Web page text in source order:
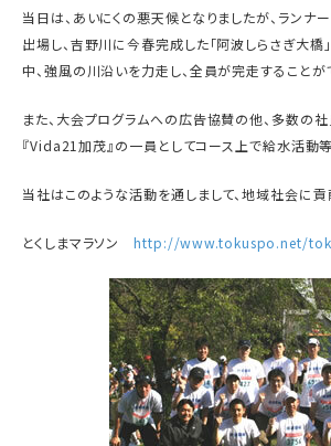
当日は、あいにくの悪天候となりましたが、ラン
出場し、吉野川に今春完成した「阿波しらさぎ大橋
中、強風の川沿いを力走し、全員が完走することが
また、大会プログラムへの広告協賛の他、多数の
『Vida21加茂』の一員としてコース上で給水活動等
当社はこのような活動を通しまして、地域社会に貢
とくしまマラソンhttp://www.tokuspo.net/